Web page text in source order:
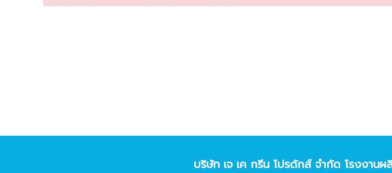
บริษัท เจ เค กรีน โปรดักส์ จํากัด โรงงาน